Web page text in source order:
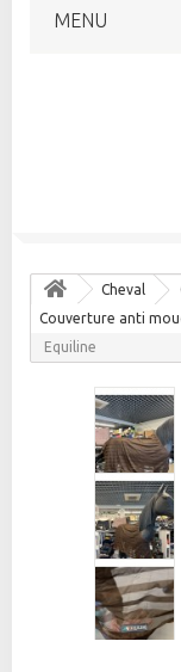
MENU
Cheval
Couverture anti
Equiline